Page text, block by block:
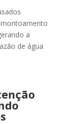
a
de água